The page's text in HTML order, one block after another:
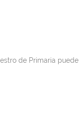
de Primaria